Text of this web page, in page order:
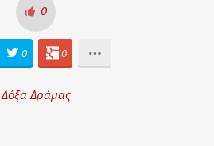
0
0 0
Δόξα Δράμας